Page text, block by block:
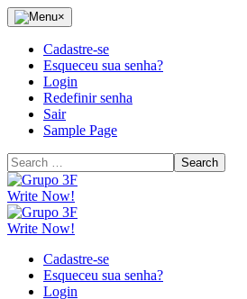
Skip
to
content
Menu ×
Cadastre-se
Esqueceu sua senha?
Login
Redefinir senha
Sair
Sample Page
Search
for:
Grupo
3F
Write Now!
Grupo
3F
Write Now!
Cadastre-se
Esqueceu sua senha?
Login